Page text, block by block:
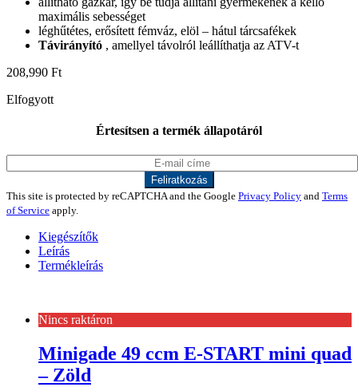
maximális sebességet
léghűtétes, erősített fémváz, elöl – hátul tárcsafékek
Távirányító , amellyel távolról leállíthatja az ATV-t
208,990 Ft
Elfogyott
Értesítsen a termék állapotáról
This site is protected by reCAPTCHA and the Google Privacy Policy and Terms
of Service apply.
Kiegészítők
Leírás
Termékleírás
Nincs raktáron
Minigade 49 ccm E-START mini quad
– Zöld